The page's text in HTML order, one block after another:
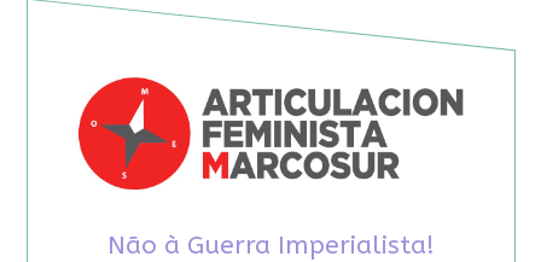
Não à Guerra Imperialista!